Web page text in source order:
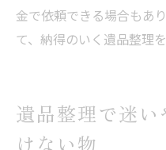
金で依頼できる場合もあ
て、納得のいく遺品整理
遺品整理で迷
けない物